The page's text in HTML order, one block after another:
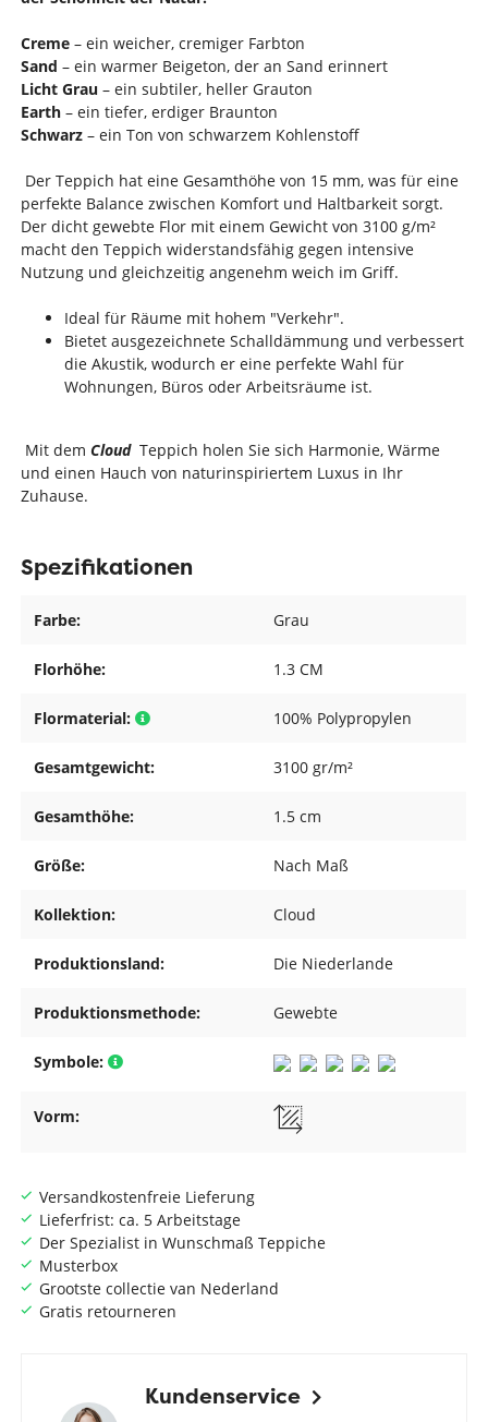
Versandkostenfreie Lieferung
Lieferfrist: ca. 5 Arbeitstage
Der Spezialist in Wunschmaß Teppiche
Musterbox
Grootste collectie van Nederland
Gratis retourneren
Kundenservice
Creme– ein weicher, cremiger Farbton
Sand– ein warmer Beigeton, der an Sand erinnert
Licht Grau – ein subtiler, heller Grauton
Earth– ein tiefer, erdiger Braunton
Schwarz– ein Ton von schwarzem Kohlenstoff
Der Teppich hat eine Gesamthöhe von 15 mm, was für eine
perfekte Balance zwischen Komfort und Haltbarkeit sorgt.
Der dicht gewebte Flor mit einem Gewicht von 3100 g/m²
macht den Teppich widerstandsfähig gegen intensive
Nutzung und gleichzeitig angenehm weich im Griff.
Ideal für Räume mit hohem "Verkehr".
Bietet ausgezeichnete Schalldämmung und verbessert
die Akustik, wodurch er eine perfekte Wahl für
Wohnungen, Büros oder Arbeitsräume ist.
Mit demCloudTeppich holen Sie sich Harmonie, Wärme
und einen Hauch von naturinspiriertem Luxus in Ihr
Zuhause.
Spezifikationen
Farbe: Grau
Florhöhe: 1.3 CM
Flormaterial: 100% Polypropylen
Gesamtgewicht: 3100 gr/m²
Gesamthöhe: 1.5 cm
Größe: Nach Maß
Kollektion: Cloud
Produktionsland: Die Niederlande
Produktionsmethode: Gewebte
Symbole:
Vorm: